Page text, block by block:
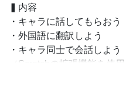
▍内容
・キャラに話してもらおう
・外国語に翻訳しよう
・キャラ同士で会話しよう
（Scratchの拡張機能を使用）